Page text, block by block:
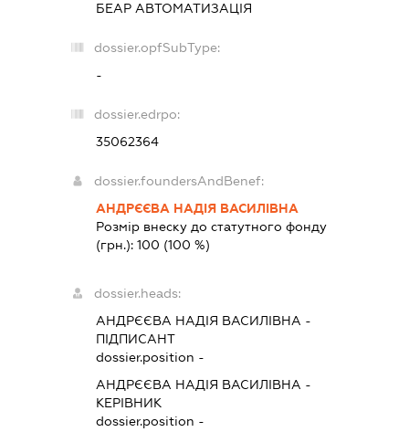
БЕАР АВТОМАТИЗАЦІЯ
dossier.opfSubType:
-
dossier.edrpo:
35062364
dossier.foundersAndBenef:
АНДРЄЄВА НАДІЯ ВАСИЛІВНА
Розмір внеску до статутного фонду
(грн.):100 (100 %)
dossier.heads:
АНДРЄЄВА НАДІЯ ВАСИЛІВНА -
ПІДПИСАНТ
dossier.position -
АНДРЄЄВА НАДІЯ ВАСИЛІВНА -
КЕРІВНИК
dossier.position -